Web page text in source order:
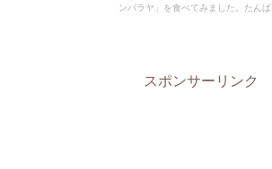
ンバラヤ」を食べてみました。たんぱ
スポンサーリンク